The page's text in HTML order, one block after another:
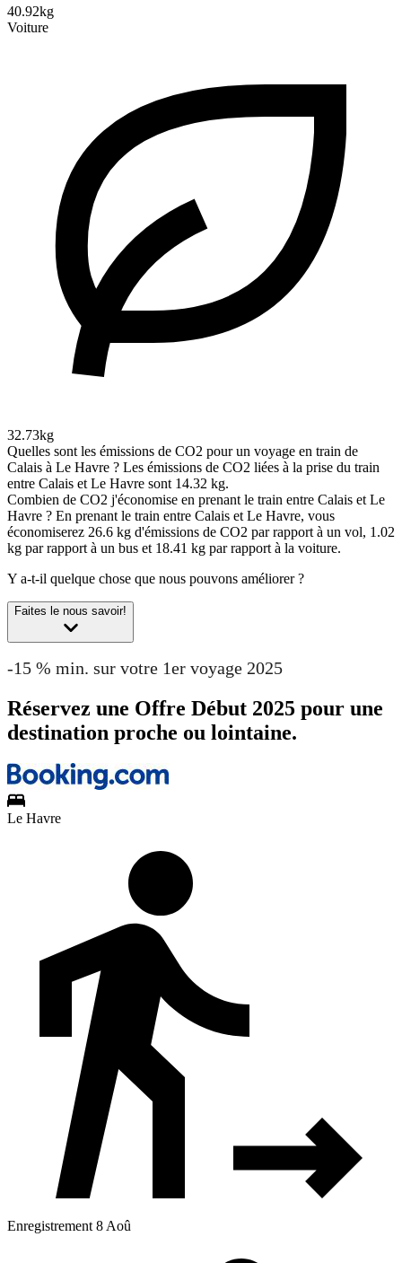
40.92kg
Voiture
32.73kg
Quelles sont les émissions de CO2 pour un voyage en train de
Calais à Le Havre ? Les émissions de CO2 liées à la prise du train
entre Calais et Le Havre sont 14.32 kg.
Combien de CO2 j'économise en prenant le train entre Calais et Le
Havre ? En prenant le train entre Calais et Le Havre, vous
économiserez 26.6 kg d'émissions de CO2 par rapport à un vol, 1.02
kg par rapport à un bus et 18.41 kg par rapport à la voiture.
Y a-t-il quelque chose que nous pouvons améliorer ?
Faites le nous savoir!
-15 % min. sur votre 1er voyage 2025
Réservez une Offre Début 2025 pour une
destination proche ou lointaine.
Le Havre
Enregistrement 8 Aoû